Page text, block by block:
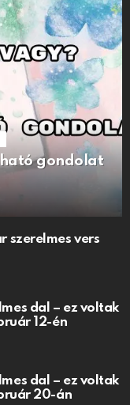
gondolat
szerelmes vers
dal – ez voltak
12-én
dal – ez voltak
20-án